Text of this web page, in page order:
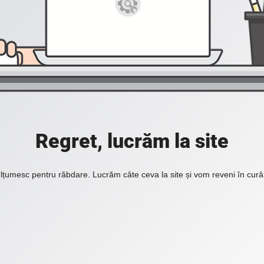
Regret, lucrăm la site
pentru răbdare. Lucrăm câte ceva la site și vom reveni în